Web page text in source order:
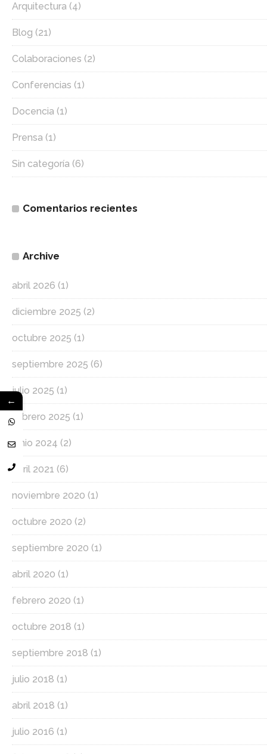
Arquitectura (4)
Blog (21)
Colaboraciones (2)
Conferencias (1)
Docencia (1)
Prensa (1)
Sin categoría (6)
Comentarios recientes
Archive
abril 2026 (1)
diciembre 2025 (2)
octubre 2025 (1)
septiembre 2025 (6)
julio 2025 (1)
febrero 2025 (1)
junio 2024 (2)
abril 2021 (6)
noviembre 2020 (1)
octubre 2020 (2)
septiembre 2020 (1)
abril 2020 (1)
febrero 2020 (1)
octubre 2018 (1)
septiembre 2018 (1)
julio 2018 (1)
abril 2018 (1)
julio 2016 (1)
←